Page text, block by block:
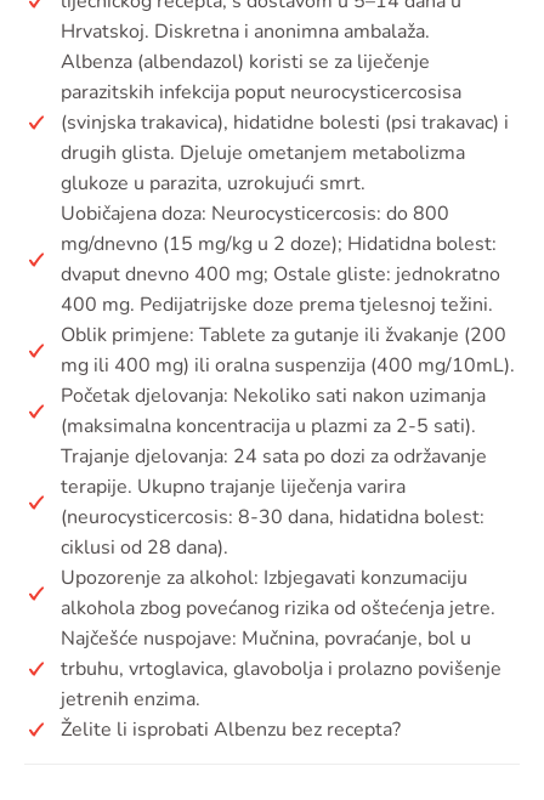
Hrvatskoj. Diskretna i anonimna ambalaža.
Albenza (albendazol) koristi se za liječenje
parazitskih infekcija poput neurocysticercosisa
(svinjska trakavica), hidatidne bolesti (psi trakavac) i
drugih glista. Djeluje ometanjem metabolizma
glukoze u parazita, uzrokujući smrt.
Uobičajena doza: Neurocysticercosis: do 800
mg/dnevno (15 mg/kg u 2 doze); Hidatidna bolest:
dvaput dnevno 400 mg; Ostale gliste: jednokratno
400 mg. Pedijatrijske doze prema tjelesnoj težini.
Oblik primjene: Tablete za gutanje ili žvakanje (200
mg ili 400 mg) ili oralna suspenzija (400 mg/10mL).
Početak djelovanja: Nekoliko sati nakon uzimanja
(maksimalna koncentracija u plazmi za 2-5 sati).
Trajanje djelovanja: 24 sata po dozi za održavanje
terapije. Ukupno trajanje liječenja varira
(neurocysticercosis: 8-30 dana, hidatidna bolest:
ciklusi od 28 dana).
Upozorenje za alkohol: Izbjegavati konzumaciju
alkohola zbog povećanog rizika od oštećenja jetre.
Najčešće nuspojave: Mučnina, povraćanje, bol u
trbuhu, vrtoglavica, glavobolja i prolazno povišenje
jetrenih enzima.
Želite li isprobati Albenzu bez recepta?